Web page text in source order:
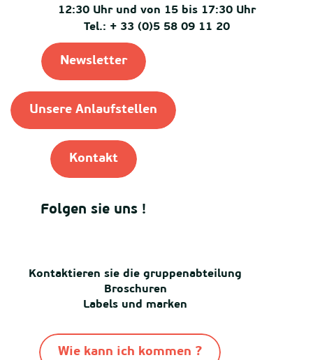
12:30 Uhr und von 15 bis 17:30 Uhr
Tel.: + 33 (0)5 58 09 11 20
Newsletter
Unsere Anlaufstellen
Kontakt
Folgen sie uns !
Kontaktieren sie die gruppenabteilung
Broschuren
Labels und marken
Wie kann ich kommen ?